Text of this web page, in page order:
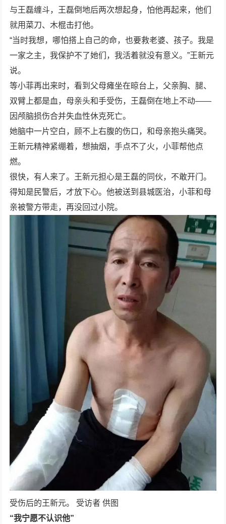
与王磊缠斗，王磊倒地后两次想起身，怕他再起来，他们
就用菜刀、木棍击打他。
“当时我想，哪怕搭上自己的命，也要救老婆、孩子。我是
一家之主，我保护不了她们，我活着就没有意义。”王新元
说。
等小菲再出来时，看到父母瘫坐在晾台上，父亲胸、腿、
双臂上都是血，母亲头和手受伤，王磊倒在地上不动——
因颅脑损伤合并失血性休克死亡。
她脑中一片空白，顾不上右腹的伤口，和母亲抱头痛哭。
王新元精神紧绷着，想抽烟，手点不了火，小菲帮他点
燃。
很快，有人来了。王新元担心是王磊的同伙，不敢开门。
得知是民警后，才放下心。他被送到县城医治，小菲和母
亲被警方带走，再没回过小院。
受伤后的王新元。 受访者 供图
“我宁愿不认识他”